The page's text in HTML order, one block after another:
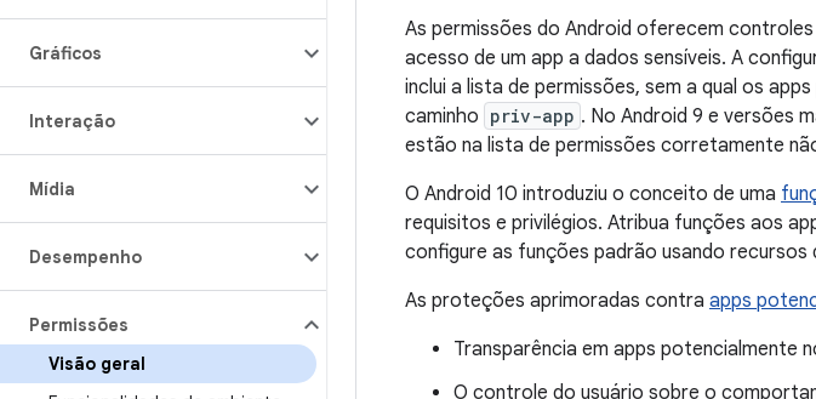
Gráficos
Interação
Mídia
Desempenho
Permissões
Visão geral
As permissões do Android oferecem
acesso de um app a dados sensíveis. A
inclui a lista de permissões, sem a qual os
caminho priv-app . No Android 9 e versões
estão na lista de permissões corretamente
O Android 10 introduziu o conceito de uma
requisitos e privilégios. Atribua funções aos
configure as funções padrão usando
As proteções aprimoradas contra apps
Transparência em apps potencialmente
O controle do usuário sobre o